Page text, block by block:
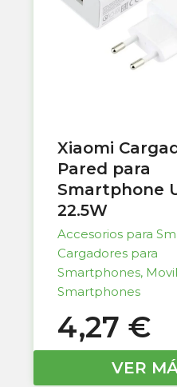
Xiaomi
Pared para
Smartphone
22.5W
Accesorios para
Cargadores para
Smartphones,
Smartphones
4,27 €
VER